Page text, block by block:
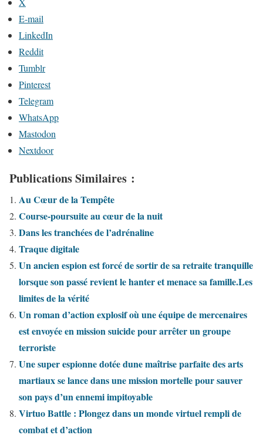
E-mail
LinkedIn
Reddit
Tumblr
Pinterest
Telegram
WhatsApp
Mastodon
Nextdoor
Publications Similaires :
Au Cœur de la Tempête
Course-poursuite au cœur de la nuit
Dans les tranchées de l’adrénaline
Traque digitale
Un ancien espion est forcé de sortir de sa retraite tranquille
lorsque son passé revient le hanter et menace sa famille.Les
limites de la vérité
Un roman d’action explosif où une équipe de mercenaires
est envoyée en mission suicide pour arrêter un groupe
terroriste
Une super espionne dotée dune maîtrise parfaite des arts
martiaux se lance dans une mission mortelle pour sauver
son pays d’un ennemi impitoyable
Virtuo Battle : Plongez dans un monde virtuel rempli de
combat et d’action